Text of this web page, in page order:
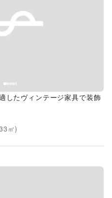
したヴィンテージ家具で装飾
㎡)